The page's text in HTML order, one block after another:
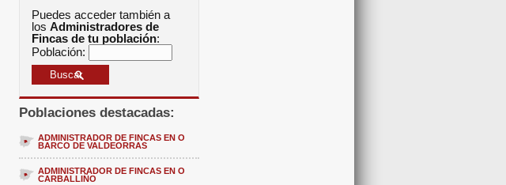
Puedes acceder también a
los Administradores de
Fincas de tu población:
Población:
Poblaciones destacadas:
ADMINISTRADOR DE FINCAS EN O
BARCO DE VALDEORRAS
ADMINISTRADOR DE FINCAS EN O
CARBALLIÑO